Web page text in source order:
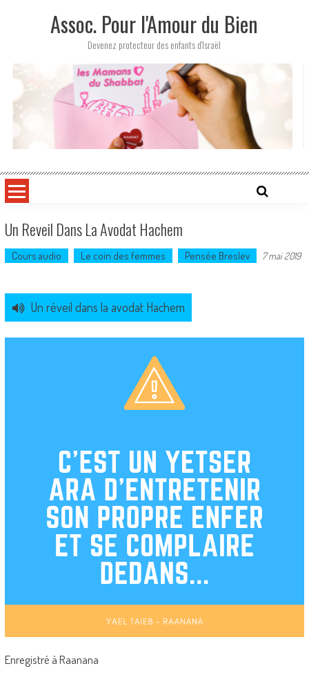
Assoc. Pour l'Amour du Bien
Devenez protecteur des enfants d'Israël
Un Reveil Dans La Avodat Hachem
Cours audio Le coin des femmes Pensée Breslev 7 mai 2019
Un réveil dans la avodat Hachem
Enregistré à Raanana